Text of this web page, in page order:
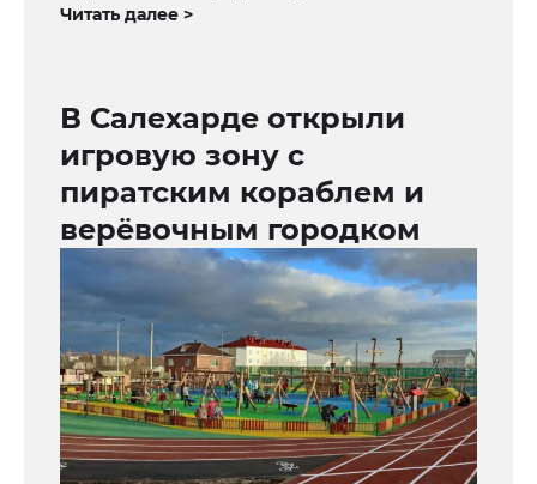
Читать далее >
В Салехарде открыли
игровую зону с
пиратским кораблем и
верёвочным городком